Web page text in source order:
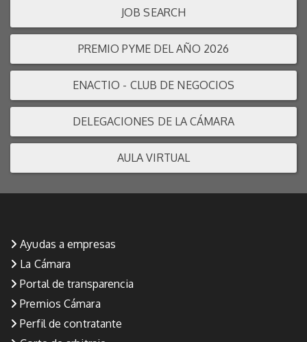
JOB SEARCH
PREMIO PYME DEL AÑO 2026
ENACTIO - CLUB DE NEGOCIOS
DELEGACIONES DE LA CÁMARA
AULA VIRTUAL
Ayudas a empresas
La Cámara
Portal de transparencia
Premios Cámara
Perfil de contratante